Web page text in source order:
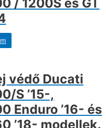
változatok
/ 1200S és GT
védő Ducati
S ’15-,
Enduro ’16- és
’18- modellek.